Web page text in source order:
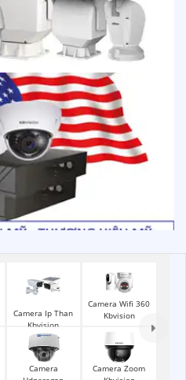
Camera Ip Than
Kbvision
Camera Wifi 360
Kbvision
Camera
Camera Zoom